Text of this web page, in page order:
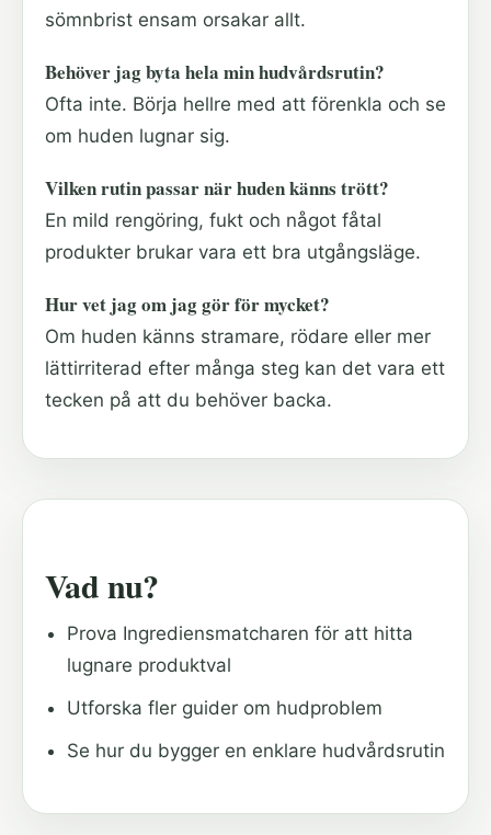
sömnbrist ensam orsakar allt.
Behöver jag byta hela min hudvårdsrutin?
Ofta inte. Börja hellre med att förenkla och se
om huden lugnar sig.
Vilken rutin passar när huden känns trött?
En mild rengöring, fukt och något fåtal
produkter brukar vara ett bra utgångsläge.
Hur vet jag om jag gör för mycket?
Om huden känns stramare, rödare eller mer
lättirriterad efter många steg kan det vara ett
tecken på att du behöver backa.
Vad nu?
Prova Ingrediensmatcharen för att hitta
lugnare produktval
Utforska fler guider om hudproblem
Se hur du bygger en enklare hudvårdsrutin